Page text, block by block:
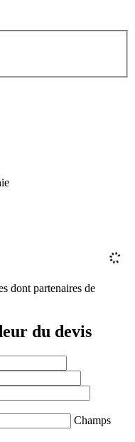
dont partenaires de
du devis
Champs